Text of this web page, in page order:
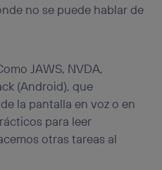
no se puede hablar de
JAWS, NVDA,
(Android), que
la pantalla en voz o en
para leer
otras tareas al